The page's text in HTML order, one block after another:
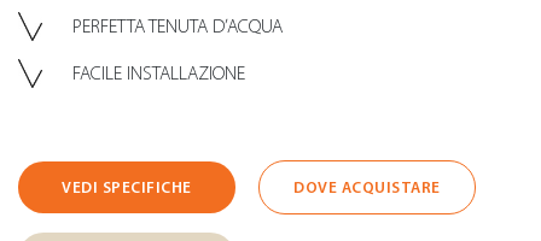
PERFETTA TENUTA D’ACQUA
FACILE INSTALLAZIONE
VEDI SPECIFICHE DOVE ACQUISTARE